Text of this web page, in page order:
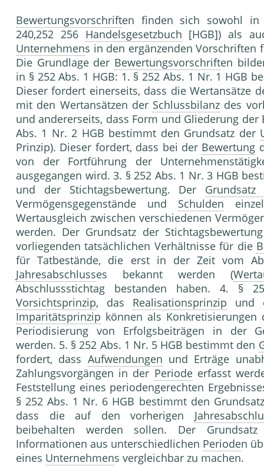
Bewertungsvorschriften finden sich sowohl
240,252 256 Handelsgesetzbuch [HGB]) als
Unternehmens in den ergänzenden Vorschriften
Die Grundlage der Bewertungsvorschriften
in § 252 Abs. 1 HGB: 1. § 252 Abs. 1 Nr. 1 HGB
Dieser fordert einerseits, dass die Wertansätze
mit den Wertansätzen der Schlussbilanz des
und andererseits, dass Form und Gliederung
Abs. 1 Nr. 2 HGB bestimmt den Grundsatz der
Prinzip). Dieser fordert, dass bei der Bewertung
von der Fortführung der
ausgegangen wird. 3. § 252 Abs. 1 Nr. 3 HGB
und der Stichtagsbewertung. Der Grundsatz
Vermögensgegenstände und Schulden
Wertausgleich zwischen verschiedenen
werden. Der Grundsatz der
vorliegenden tatsächlichen Verhältnisse für die
für Tatbestände, die erst in der Zeit vom
Jahresabschlusses bekannt werden (
Abschlussstichtag bestanden haben. 4.
Vorsichtsprinzip, das Realisationsprinzip und
Imparitätsprinzip können als
Periodisierung von Erfolgsbeiträgen in der
werden. 5. § 252 Abs. 1 Nr. 5 HGB bestimmt den
fordert, dass Aufwendungen und Erträge
Zahlungsvorgängen in der Periodeerfasst
Feststellung eines periodengerechten
§ 252 Abs. 1 Nr. 6 HGB bestimmt den
dass die auf den vorherigen
beibehalten werden sollen. Der
Informationen aus unterschiedlichen Perioden
eines Unternehmens vergleichbar zu machen.